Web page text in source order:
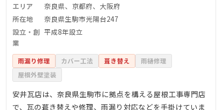
エリア
奈良県、京都府、大阪府
所在地
奈良県生駒市光陽台247
設立・創
業
平成8年設立
雨漏り修理 カバー工法 葺き替え
雨樋修理
屋根外壁塗装
安井瓦店は、奈良県生駒市に拠点を構える屋根工事専門店
で、瓦の葺き替えや修理、雨漏り対応などを手掛けていま